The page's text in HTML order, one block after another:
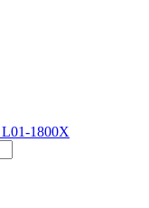
L01-1800X